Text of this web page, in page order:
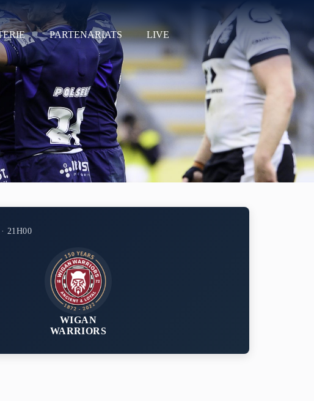
PARTENARIATS LIVE
21H00
WIGAN
WARRIORS